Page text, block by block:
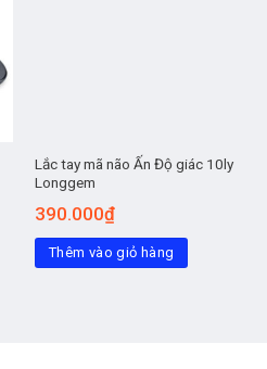
Lắc tay mã não Ấn Độ giác 10ly
Longgem
390.000₫
Thêm vào giỏ hàng